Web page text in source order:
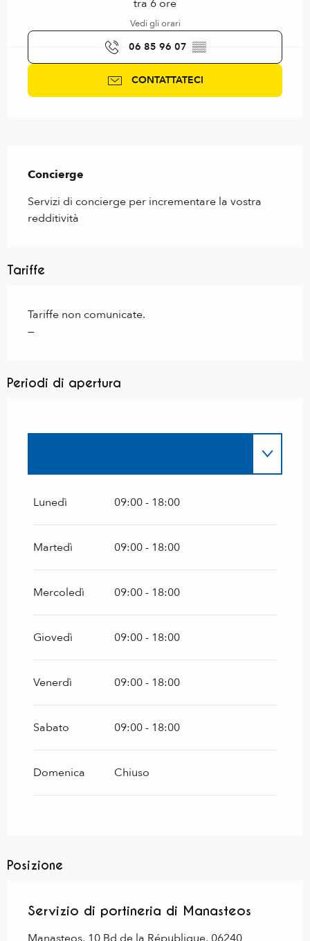
tra 6 ore
Vedi gli orari
06 85 96 07 ▒▒
CONTATTATECI
Concierge
Servizi di concierge per incrementare la vostra
redditività
Tariffe
Tariffe non comunicate.
—
Periodi di apertura
Tutto l'anno 2027
Lunedì 09:00 - 18:00
Martedì 09:00 - 18:00
Mercoledì 09:00 - 18:00
Giovedì 09:00 - 18:00
Venerdì 09:00 - 18:00
Sabato 09:00 - 18:00
Domenica Chiuso
Posizione
Servizio di portineria di Manasteos